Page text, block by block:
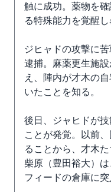
触に成功。薬物を
る特殊能力を覚醒し
ジヒャドの攻撃に
逮捕。麻薬更生施
え、陣内が才木の
いたことを知る。
後日、ジャヒドが
ことが発覚。以前
ることから、才木
柴原（豊田裕大）
フィードの倉庫に突